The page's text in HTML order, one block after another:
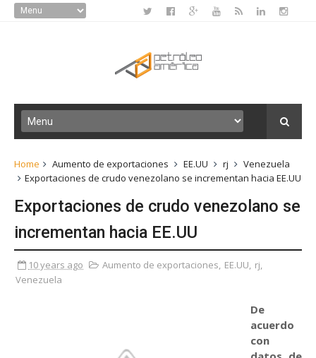
Home Aumento de exportaciones EE.UU rj
Venezuela
Exportaciones de crudo venezolano se incrementan hacia EE.UU
Exportaciones de crudo venezolano se
incrementan hacia EE.UU
10 years ago Aumento de exportaciones, EE.UU, rj,
Venezuela
De
acuerdo
con